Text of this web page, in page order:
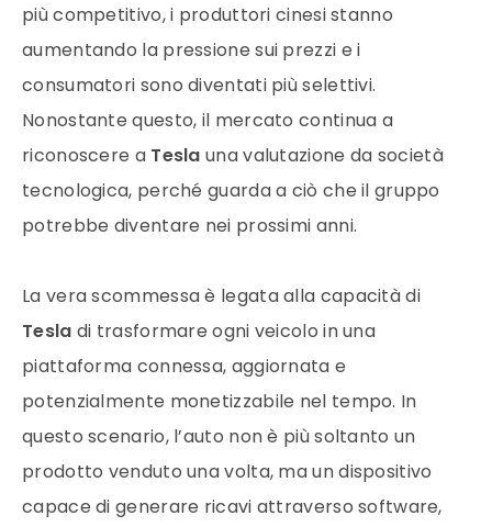
più competitivo, i produttori cinesi stanno
aumentando la pressione sui prezzi e i
consumatori sono diventati più selettivi.
Nonostante questo, il mercato continua a
riconoscere a Tesla una valutazione da società
tecnologica, perché guarda a ciò che il gruppo
potrebbe diventare nei prossimi anni.
La vera scommessa è legata alla capacità di
Tesla di trasformare ogni veicolo in una
piattaforma connessa, aggiornata e
potenzialmente monetizzabile nel tempo. In
questo scenario, l’auto non è più soltanto un
prodotto venduto una volta, ma un dispositivo
capace di generare ricavi attraverso software,